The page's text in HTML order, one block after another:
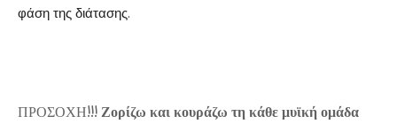
φάση της διάτασης.
ΠΡΟΣΟΧΗ!!!Ζορίζω και κουράζω τη κάθε μυϊκή ομάδα